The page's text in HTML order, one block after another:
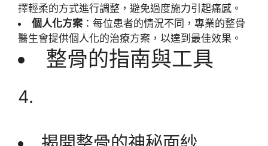
擇輕柔的方式進行調整，避免過度施力引起痛感。
個人化方案 ：每位患者的情況不同，專業的整骨
醫生會提供個人化的治療方案，以達到最佳效果。
整骨的指南與工具
4.